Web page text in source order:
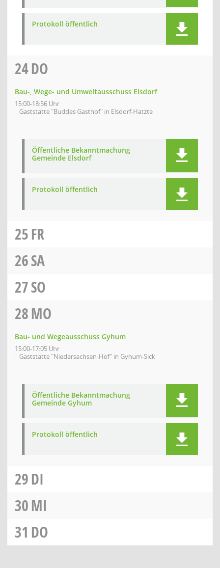
Protokoll öffentlich
24DO
Bau-, Wege- und Umweltausschuss Elsdorf
15:00-18:56 Uhr
Gaststätte "Buddes Gasthof" in Elsdorf-Hatzte
Öffentliche Bekanntmachung
Gemeinde Elsdorf
Protokoll öffentlich
25FR
26SA
27SO
28MO
Bau- und Wegeausschuss Gyhum
15:00-17:05 Uhr
Gaststätte "Niedersachsen-Hof" in Gyhum-Sick
Öffentliche Bekanntmachung
Gemeinde Gyhum
Protokoll öffentlich
29DI
30MI
31 DO